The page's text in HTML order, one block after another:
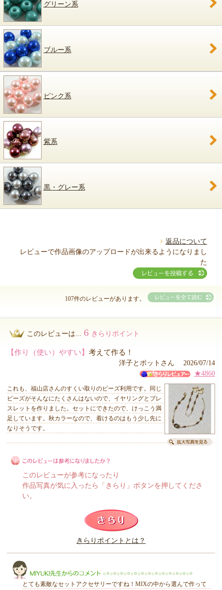
グリーン系
ブルー系
ピンク系
紫系
黒・グレー系
返品について
レビューで作品画像のアップロードが出来るようになりまし
た
107件のレビューがあります。
このレビューは... 6 きらりポイント
【作り（使い）やすい】 考えて作る！
洋子とポットさん 2026/07/14
★4860
これも、福山店さんのすくい取りのビーズ利用です。同じ
ビーズがそんなにたくさんはないので、イヤリングとブレ
スレットを作りました。セットにできたので、けっこう満
足しています。秋カラーなので、着けるのはもう少し先に
なりそうです。
このレビューは参考になりましたか？
このレビューが参考になったり
作品写真が気に入ったら「きらり」ボタンを押してくださ
い。
きらりポイントとは？
とても素敵なセットアクセサリーですね！MIXの中から選んで作って